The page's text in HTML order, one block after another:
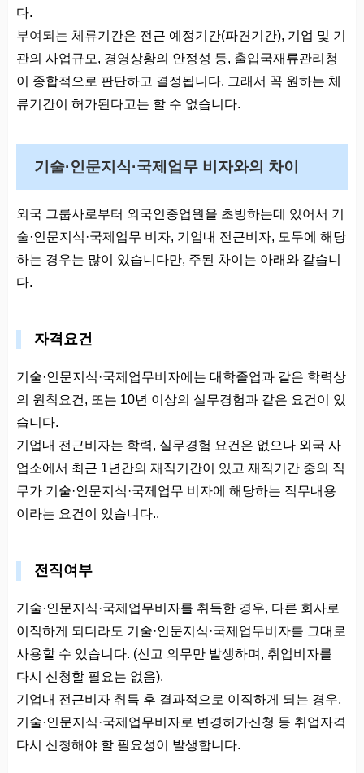
다.
부여되는 체류기간은 전근 예정기간(파견기간), 기업 및 기
관의 사업규모, 경영상황의 안정성 등, 출입국재류관리청
이 종합적으로 판단하고 결정됩니다. 그래서 꼭 원하는 체
류기간이 허가된다고는 할 수 없습니다.
기술·인문지식·국제업무 비자와의 차이
외국 그룹사로부터 외국인종업원을 초빙하는데 있어서 기
술·인문지식·국제업무 비자, 기업내 전근비자, 모두에 해당
하는 경우는 많이 있습니다만, 주된 차이는 아래와 같습니
다.
자격요건
기술·인문지식·국제업무비자에는 대학졸업과 같은 학력상
의 원칙요건, 또는 10년 이상의 실무경험과 같은 요건이 있
습니다.
기업내 전근비자는 학력, 실무경험 요건은 없으나 외국 사
업소에서 최근 1년간의 재직기간이 있고 재직기간 중의 직
무가 기술·인문지식·국제업무 비자에 해당하는 직무내용
이라는 요건이 있습니다..
전직여부
기술·인문지식·국제업무비자를 취득한 경우, 다른 회사로
이직하게 되더라도 기술·인문지식·국제업무비자를 그대로
사용할 수 있습니다. (신고 의무만 발생하며, 취업비자를
다시 신청할 필요는 없음).
기업내 전근비자 취득 후 결과적으로 이직하게 되는 경우,
기술·인문지식·국제업무비자로 변경허가신청 등 취업자격
다시 신청해야 할 필요성이 발생합니다.